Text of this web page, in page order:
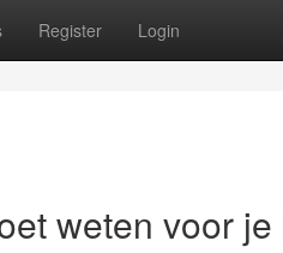
Register Login
weten voor